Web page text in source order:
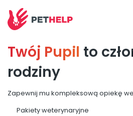
Placówki
Zaloguj się
Twój Pupil to
rodziny
Zapewnij mu kompleksową opiekę
Pakiety weterynaryjne